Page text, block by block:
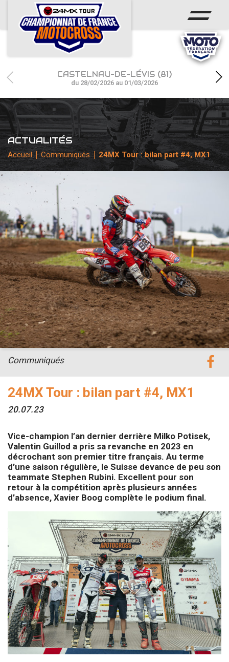
ACCUEIL
ACTUS
CALENDRIER
RÉSULTATS
PHOTOS / WEB TV
CHAMPIONNAT
PARTENAIRES
accéder à la billetterie
CASTELNAU-DE-LÉVIS (81)
du 28/02/2026 au 01/03/2026
ACTUALITÉS
Accueil Communiqués 24MX Tour : bilan part #4, MX1
24MX Tour : bilan part #4, MX1
20.07.23
Communiqués
Vice-champion l’an dernier derrière Milko Potisek,
Valentin Guillod a pris sa revanche en 2023 en
décrochant son premier titre français. Au terme
d’une saison régulière, le Suisse devance de peu son
teammate Stephen Rubini. Excellent pour son
retour à la compétition après plusieurs années
d’absence, Xavier Boog complète le podium final.